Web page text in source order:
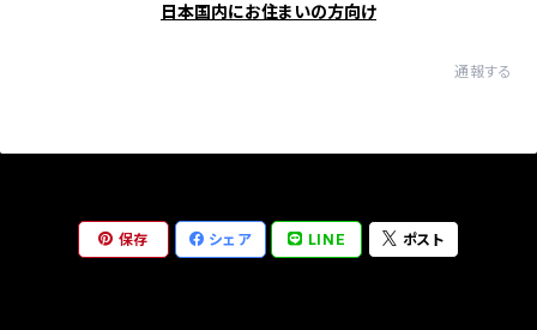
日本国内にお住まいの方向け
通報する
保存 シェア LINE ポスト